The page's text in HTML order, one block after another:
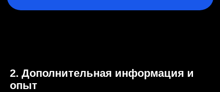
2. Дополнительная информация и
опыт